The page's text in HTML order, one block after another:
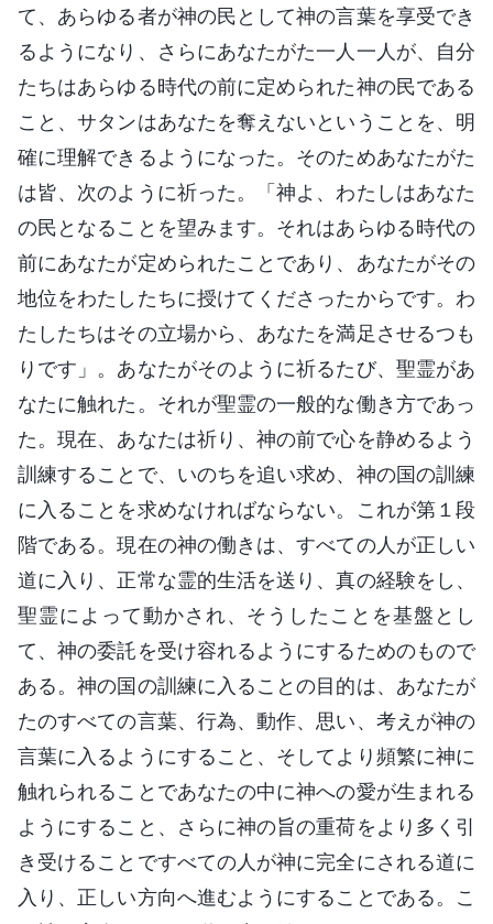
て、あらゆる者が神の民として神の言葉を享受でき
るようになり、さらにあなたがた一人一人が、自分
たちはあらゆる時代の前に定められた神の民である
こと、サタンはあなたを奪えないということを、明
確に理解できるようになった。そのためあなたがた
は皆、次のように祈った。「神よ、わたしはあなた
の民となることを望みます。それはあらゆる時代の
前にあなたが定められたことであり、あなたがその
地位をわたしたちに授けてくださったからです。わ
たしたちはその立場から、あなたを満足させるつも
りです」。あなたがそのように祈るたび、聖霊があ
なたに触れた。それが聖霊の一般的な働き方であっ
た。現在、あなたは祈り、神の前で心を静めるよう
訓練することで、いのちを追い求め、神の国の訓練
に入ることを求めなければならない。これが第１段
階である。現在の神の働きは、すべての人が正しい
道に入り、正常な霊的生活を送り、真の経験をし、
聖霊によって動かされ、そうしたことを基盤とし
て、神の委託を受け容れるようにするためのもので
ある。神の国の訓練に入ることの目的は、あなたが
たのすべての言葉、行為、動作、思い、考えが神の
言葉に入るようにすること、そしてより頻繁に神に
触れられることであなたの中に神への愛が生まれる
ようにすること、さらに神の旨の重荷をより多く引
き受けることですべての人が神に完全にされる道に
入り、正しい方向へ進むようにすることである。こ